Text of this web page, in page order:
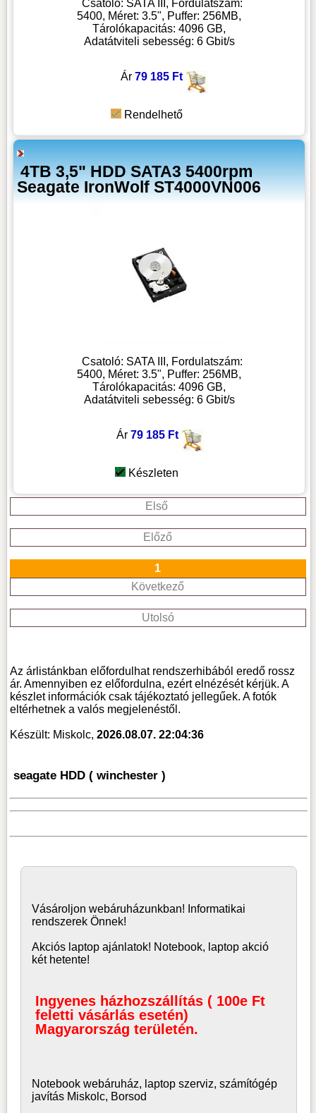
Csatoló: SATA III, Fordulatszám:
5400, Méret: 3.5", Puffer: 256MB,
Tárolókapacitás: 4096 GB,
Adatátviteli sebesség: 6 Gbit/s
Ár 79 185 Ft
Rendelhető
4TB 3,5" HDD SATA3 5400rpm
Seagate IronWolf ST4000VN006
Csatoló: SATA III, Fordulatszám:
5400, Méret: 3.5", Puffer: 256MB,
Tárolókapacitás: 4096 GB,
Adatátviteli sebesség: 6 Gbit/s
Ár 79 185 Ft
Készleten
Első
Előző
1
Következő
Utolsó
Az árlistánkban előfordulhat rendszerhibából eredő rossz
ár. Amennyiben ez előfordulna, ezért elnézését kérjük. A
készlet információk csak tájékoztató jellegűek. A fotók
eltérhetnek a valós megjelenéstől.
Készült: Miskolc,2026.08.07. 22:04:36
seagate HDD ( winchester )
Vásároljonwebáruházunkban! Informatikai
rendszerek Önnek!
Akciós laptop ajánlatok! Notebook, laptop akció
két hetente!
Ingyenes házhozszállítás ( 100e Ft
feletti vásárlás esetén)
Magyarország területén.
Notebook webáruház, laptop szerviz, számítógép
javítás Miskolc, Borsod